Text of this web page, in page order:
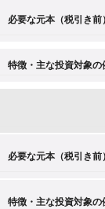
必要な元本（税引き前）
特徴・主な投資対象の
必要な元本（税引き前）
特徴・主な投資対象の